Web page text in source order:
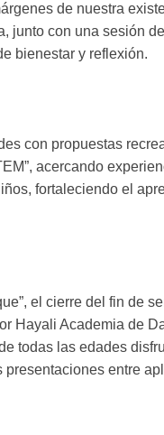
de nuestra
junto con una sesión
bienestar y reflexión.
con propuestas
acercando
fortaleciendo el
el cierre del fin de
Hayali Academia de
todas las edades
entre